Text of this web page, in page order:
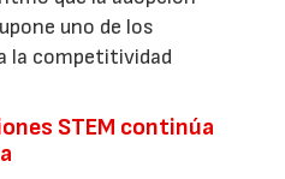
uno de los
la competitividad
STEM continúa